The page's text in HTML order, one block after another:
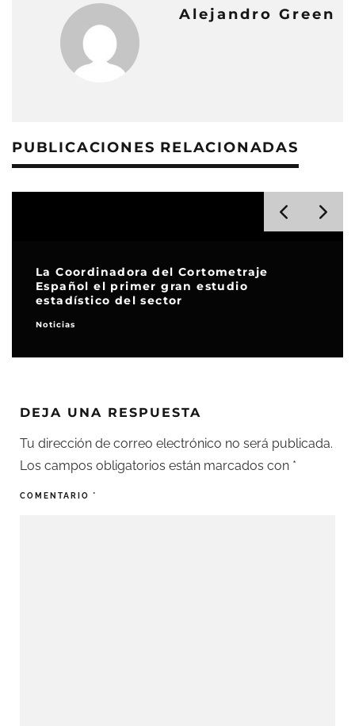
Alejandro Green
PUBLICACIONES RELACIONADAS
La Coordinadora del Cortometraje
Español el primer gran estudio
estadístico del sector
Noticias
DEJA UNA RESPUESTA
Tu dirección de correo electrónico no será publicada.
Los campos obligatorios están marcados con *
COMENTARIO *